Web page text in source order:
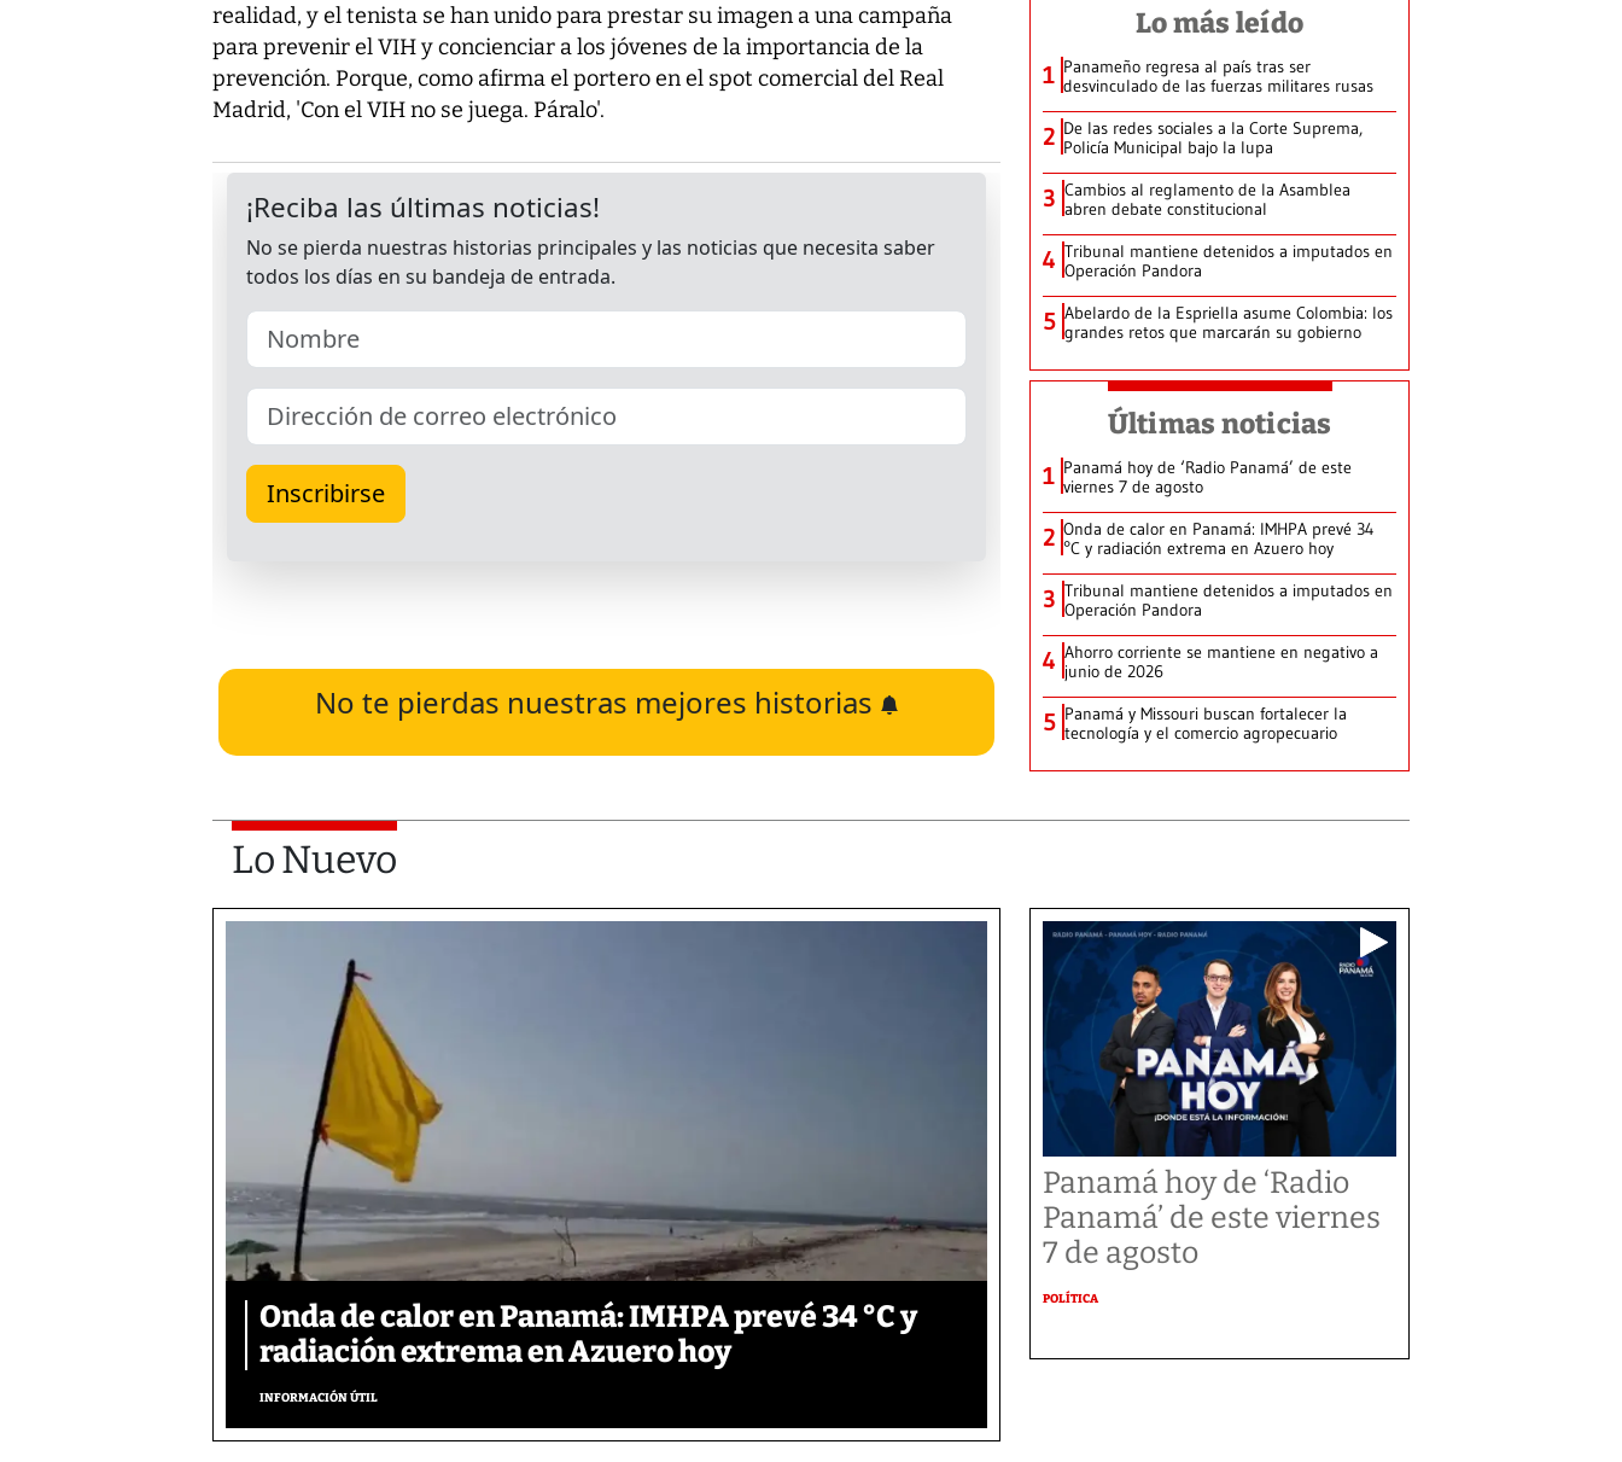
realidad, y el tenista se han unido para prestar su imagen a una campaña
para prevenir el VIH y concienciar a los jóvenes de la importancia de la
prevención. Porque, como afirma el portero en el spot comercial del Real
Madrid, 'Con el VIH no se juega. Páralo'.
No te pierdas nuestras mejores historias
Lo más leído
1 Panameño regresa al país tras ser
desvinculado de las fuerzas militares rusas
2 De las redes sociales a la Corte Suprema,
Policía Municipal bajo la lupa
3 Cambios al reglamento de la Asamblea
abren debate constitucional
4 Tribunal mantiene detenidos a imputados en
Operación Pandora
5 Abelardo de la Espriella asume Colombia: los
grandes retos que marcarán su gobierno
Últimas noticias
1 Panamá hoy de ‘Radio Panamá’ de este
viernes 7 de agosto
2 Onda de calor en Panamá: IMHPA prevé 34
°C y radiación extrema en Azuero hoy
3 Tribunal mantiene detenidos a imputados en
Operación Pandora
4 Ahorro corriente se mantiene en negativo a
junio de 2026
5 Panamá y Missouri buscan fortalecer la
tecnología y el comercio agropecuario
Lo Nuevo
Onda de calor en Panamá: IMHPA prevé 34 °C y
radiación extrema en Azuero hoy
INFORMACIÓN ÚTIL
Panamá hoy de ‘Radio
Panamá’ de este viernes
7 de agosto
POLÍTICA